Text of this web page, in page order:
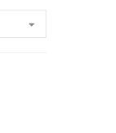
